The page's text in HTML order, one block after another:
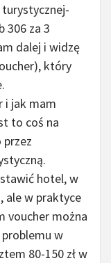
306 za 3
dalej i widzę
który
i jak mam
to coś na
hotel, w
ale w praktyce
voucher można
w
80-150 zł w